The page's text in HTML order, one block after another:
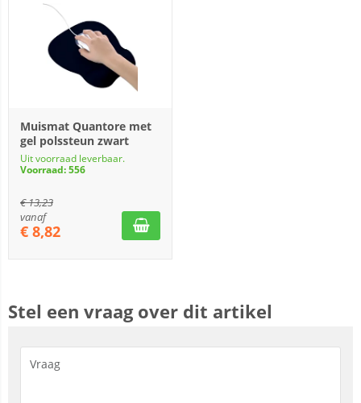
Muismat Quantore met
gel polssteun zwart
Uit voorraad leverbaar.
Voorraad: 556
€13,23
vanaf
€ 8,82
Stel een vraag over dit artikel